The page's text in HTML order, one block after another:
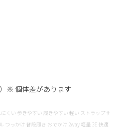
※ 個体差があります
にくい 歩きやすい 履きやすい 軽い ストラップサ
つっかけ 普段履き おでかけ 2way 軽量 3E 快適